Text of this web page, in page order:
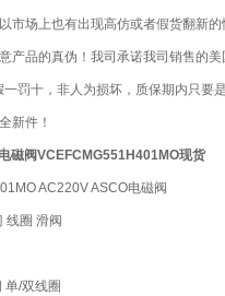
市场上也有出现高仿或者假货翻新的
产品的真伪！我司承诺我司销售的
罚十，非人为损坏，质保期内只要
新件！
磁阀VCEFCMG551H401MO现货
AC220V ASCO电磁阀
线圈 滑阀
单/双线圈